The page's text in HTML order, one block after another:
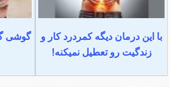
با این درمان دیگه کمردرد کار و
زندگیت رو تعطیل نمیکنه!
گوشی